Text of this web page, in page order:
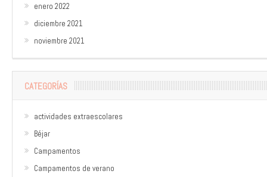
enero 2022
diciembre 2021
noviembre 2021
CATEGORÍAS
actividades extraescolares
Béjar
Campamentos
Campamentos de verano